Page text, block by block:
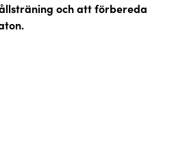
och att förbereda